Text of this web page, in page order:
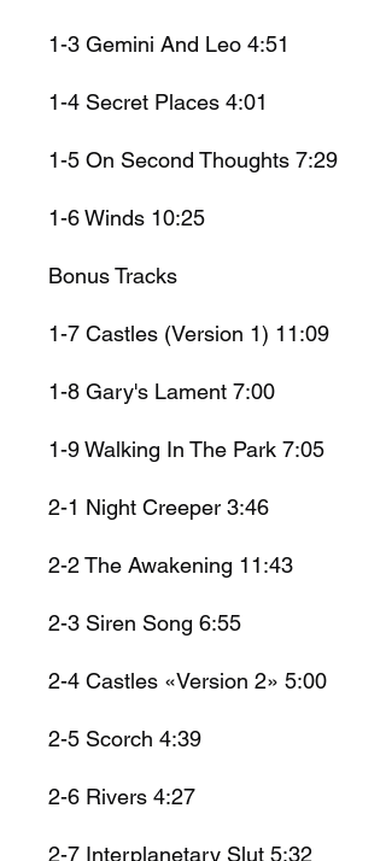
1-3 Gemini And Leo 4:51
1-4 Secret Places 4:01
1-5 On Second Thoughts 7:29
1-6 Winds 10:25
Bonus Tracks
1-7 Castles (Version 1) 11:09
1-8 Gary's Lament 7:00
1-9 Walking In The Park 7:05
2-1 Night Creeper 3:46
2-2 The Awakening 11:43
2-3 Siren Song 6:55
2-4 Castles «Version 2» 5:00
2-5 Scorch 4:39
2-6 Rivers 4:27
2-7 Interplanetary Slut 5:32